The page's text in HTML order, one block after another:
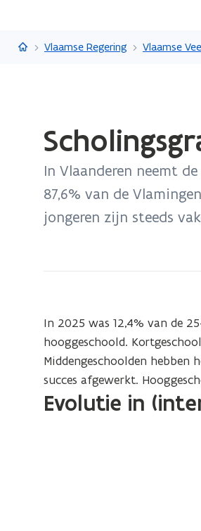
Vlaanderen.be
Vlaamse Regering Vlaamse
laden.
bevindt
jarigen
In Vlaanderen neemt
87,6% van de
jongeren zijn steeds
In 2025 was 12,4% van de
hooggeschoold.
Middengeschoolden
succes afgewerkt.
Evolutie in